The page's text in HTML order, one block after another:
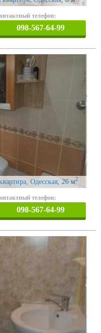
телефон:
098-567-64-99
Одесская , 26 м2
телефон:
098-567-64-99